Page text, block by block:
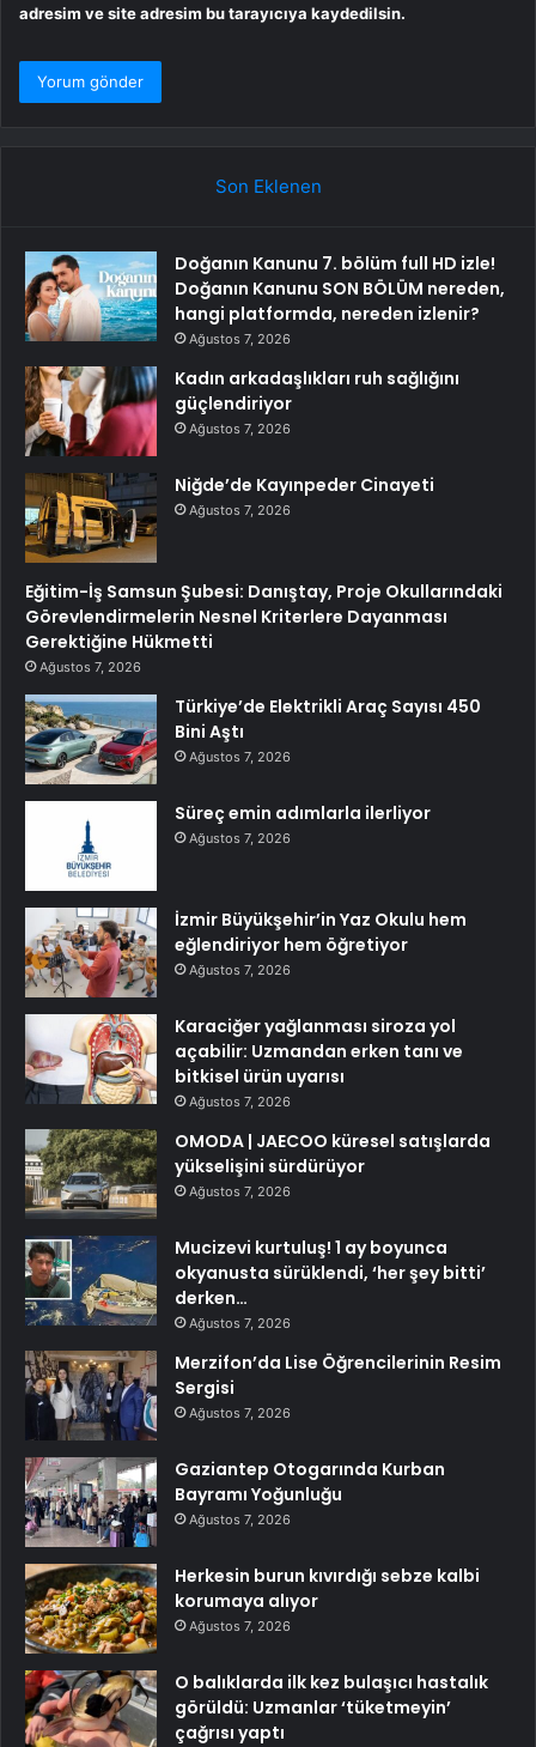
adresim ve site adresim bu tarayıcıya kaydedilsin.
Son Eklenen
Doğanın Kanunu 7. bölüm full HD izle!
Doğanın Kanunu SON BÖLÜM nereden,
hangi platformda, nereden izlenir?
Ağustos 7, 2026
Kadın arkadaşlıkları ruh sağlığını
güçlendiriyor
Ağustos 7, 2026
Niğde’de Kayınpeder Cinayeti
Ağustos 7, 2026
Eğitim-İş Samsun Şubesi: Danıştay, Proje Okullarındaki
Görevlendirmelerin Nesnel Kriterlere Dayanması
Gerektiğine Hükmetti
Ağustos 7, 2026
Türkiye’de Elektrikli Araç Sayısı 450
Bini Aştı
Ağustos 7, 2026
Süreç emin adımlarla ilerliyor
Ağustos 7, 2026
İzmir Büyükşehir’in Yaz Okulu hem
eğlendiriyor hem öğretiyor
Ağustos 7, 2026
Karaciğer yağlanması siroza yol
açabilir: Uzmandan erken tanı ve
bitkisel ürün uyarısı
Ağustos 7, 2026
OMODA | JAECOO küresel satışlarda
yükselişini sürdürüyor
Ağustos 7, 2026
Mucizevi kurtuluş! 1 ay boyunca
okyanusta sürüklendi, ‘her şey bitti’
derken…
Ağustos 7, 2026
Merzifon’da Lise Öğrencilerinin Resim
Sergisi
Ağustos 7, 2026
Gaziantep Otogarında Kurban
Bayramı Yoğunluğu
Ağustos 7, 2026
Herkesin burun kıvırdığı sebze kalbi
korumaya alıyor
Ağustos 7, 2026
O balıklarda ilk kez bulaşıcı hastalık
görüldü: Uzmanlar ‘tüketmeyin’
çağrısı yaptı